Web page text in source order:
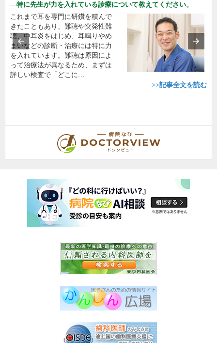
特に先生が力を入れている診療について教えてください。
これまで耳を専門に研鑽を積んで
きたこともあり、難聴や突発性難
聴、中耳炎をはじめ、耳鳴りやめ
まいなどの診断・治療には特に力
を入れています。難聴は原因によ
って治療法が異なるため、まずは
詳しい検査で「どこに…
>>記事全文を読む